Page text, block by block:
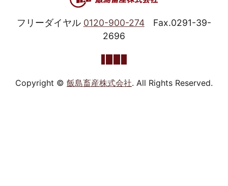
フリーダイヤル 0120-900-274
Fax.0291-39-
2696
Copyright © 飯島畜産株式会社. All Rights Reserved.